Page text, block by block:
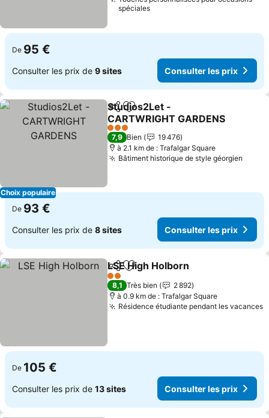
spéciales
De 95 €
Consulter les prix de 9 sites Consulter les prix
Choix populaire
PartagerAjouter à mes favoris
Studios2Let -
CARTWRIGHT GARDENS
Consulter les prix
3 Étoiles
7,9 Bien
19 476
à 2.1 km de : Trafalgar Square
Bâtiment historique de style géorgien
De 93 €
Consulter les prix de 8 sites Consulter les prix
PartagerAjouter à mes favoris
LSE High Holborn
2 Étoiles
8,1 Très bien
2 892
à 0.9 km de : Trafalgar Square
Résidence étudiante pendant les vacances
De 105 €
Consulter les prix de 13 sites Consulter les prix